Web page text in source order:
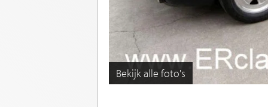
Bekijk alle foto's